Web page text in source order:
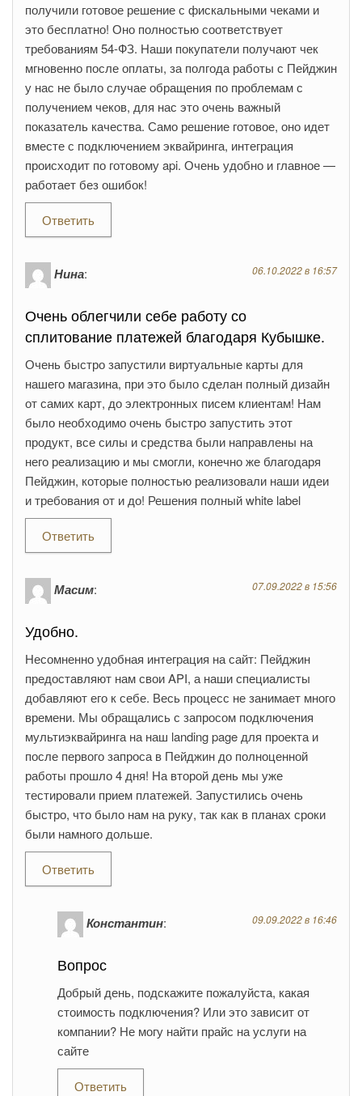
получили готовое решение с фискальными чеками и
это бесплатно! Оно полностью соответствует
требованиям 54-ФЗ. Наши покупатели получают чек
мгновенно после оплаты, за полгода работы с Пейджин
у нас не было случае обращения по проблемам с
получением чеков, для нас это очень важный
показатель качества. Само решение готовое, оно идет
вместе с подключением эквайринга, интеграция
происходит по готовому api. Очень удобно и главное —
работает без ошибок!
Ответить
Нина: 06.10.2022 в 16:57
Очень облегчили себе работу со
сплитование платежей благодаря Кубышке.
Очень быстро запустили виртуальные карты для
нашего магазина, при это было сделан полный дизайн
от самих карт, до электронных писем клиентам! Нам
было необходимо очень быстро запустить этот
продукт, все силы и средства были направлены на
него реализацию и мы смогли, конечно же благодаря
Пейджин, которые полностью реализовали наши идеи
и требования от и до! Решения полный white label
Ответить
Масим: 07.09.2022 в 15:56
Удобно.
Несомненно удобная интеграция на сайт: Пейджин
предоставляют нам свои API, а наши специалисты
добавляют его к себе. Весь процесс не занимает много
времени. Мы обращались с запросом подключения
мультиэквайринга на наш landing page для проекта и
после первого запроса в Пейджин до полноценной
работы прошло 4 дня! На второй день мы уже
тестировали прием платежей. Запустились очень
быстро, что было нам на руку, так как в планах сроки
были намного дольше.
Ответить
Константин: 09.09.2022 в 16:46
Вопрос
Добрый день, подскажите пожалуйста, какая
стоимость подключения? Или это зависит от
компании? Не могу найти прайс на услуги на
сайте
Ответить